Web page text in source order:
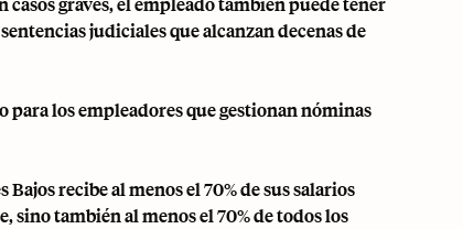
judiciales que alcanzan decenas de
los empleadores que gestionan nóminas
recibe al menos el 70% de sus salarios
sino también al menos el 70% de todos los